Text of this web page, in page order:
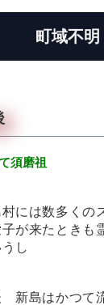
町域不明
須磨祖
には数多くの
が来たときも
し
新島はかつて